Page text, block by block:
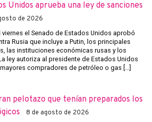
Unidos aprueba una ley de sanciones
de 2026
el Senado de Estados Unidos aprobó
Rusia que incluye a Putin, los principales
las instituciones económicas rusas y los
ley autoriza al presidente de Estados Unidos
compradores de petróleo o gas […]
pelotazo que tenían preparados los
8 de agosto de 2026